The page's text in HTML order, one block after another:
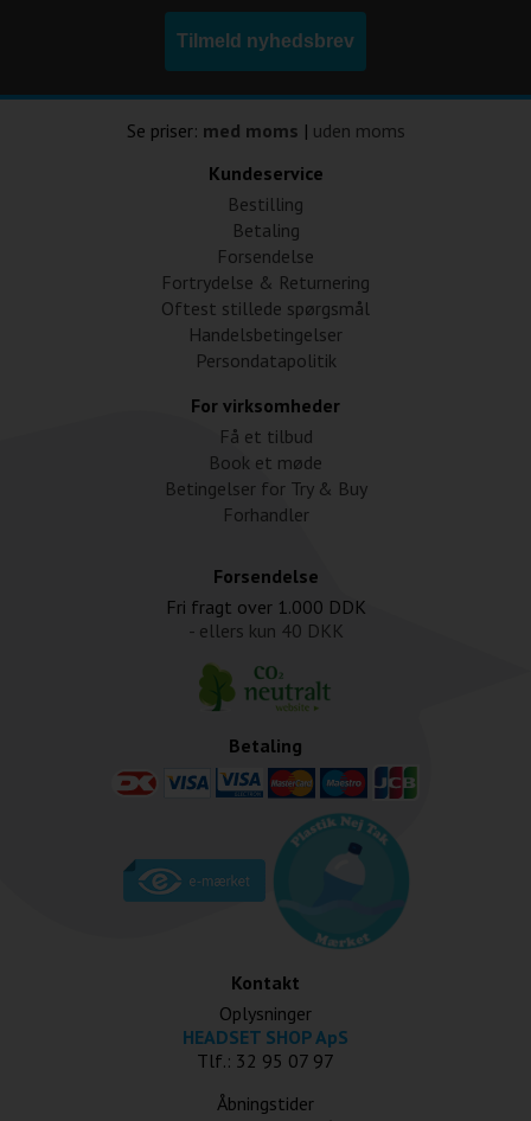
Tilmeld nyhedsbrev
Se priser: med moms | uden moms
Kundeservice
Bestilling
Betaling
Forsendelse
Fortrydelse & Returnering
Oftest stillede spørgsmål
Handelsbetingelser
Persondatapolitik
For virksomheder
Få et tilbud
Book et møde
Betingelser for Try & Buy
Forhandler
Forsendelse
Fri fragt over 1.000 DDK
- ellers kun 40 DKK
Betaling
Kontakt
Oplysninger
HEADSET SHOP ApS
Tlf.: 32 95 07 97
Åbningstider